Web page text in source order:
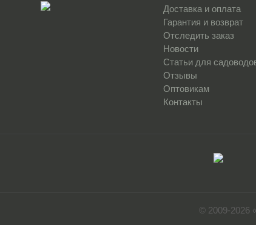
Доставка и оплата
Гарантия и возврат
Отследить заказ
Новости
Статьи для
Отзывы
Оптовикам
Контакты
© 2009-2026